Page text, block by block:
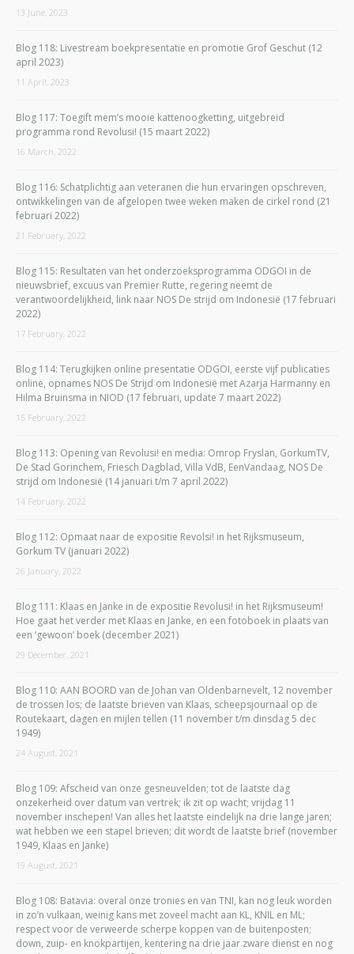
13 June, 2023
Blog 118: Livestream boekpresentatie en promotie Grof Geschut (12
april 2023)
11 April, 2023
Blog 117: Toegift mem’s mooie kattenoogketting, uitgebreid
programma rond Revolusi! (15 maart 2022)
16 March, 2022
Blog 116: Schatplichtig aan veteranen die hun ervaringen opschreven,
ontwikkelingen van de afgelopen twee weken maken de cirkel rond (21
februari 2022)
21 February, 2022
Blog 115: Resultaten van het onderzoeksprogramma ODGOI in de
nieuwsbrief, excuus van Premier Rutte, regering neemt de
verantwoordelijkheid, link naar NOS De strijd om Indonesië (17 februari
2022)
17 February, 2022
Blog 114: Terugkijken online presentatie ODGOI, eerste vijf publicaties
online, opnames NOS De Strijd om Indonesië met Azarja Harmanny en
Hilma Bruinsma in NIOD (17 februari, update 7 maart 2022)
15 February, 2022
Blog 113: Opening van Revolusi! en media: Omrop Fryslan, GorkumTV,
De Stad Gorinchem, Friesch Dagblad, Villa VdB, EenVandaag, NOS De
strijd om Indonesië (14 januari t/m 7 april 2022)
14 February, 2022
Blog 112: Opmaat naar de expositie Revolsi! in het Rijksmuseum,
Gorkum TV (januari 2022)
26 January, 2022
Blog 111: Klaas en Janke in de expositie Revolusi! in het Rijksmuseum!
Hoe gaat het verder met Klaas en Janke, en een fotoboek in plaats van
een ‘gewoon’ boek (december 2021)
29 December, 2021
Blog 110: AAN BOORD van de Johan van Oldenbarnevelt, 12 november
de trossen los; de laatste brieven van Klaas, scheepsjournaal op de
Routekaart, dagen en mijlen tellen (11 november t/m dinsdag 5 dec
1949)
24 August, 2021
Blog 109: Afscheid van onze gesneuvelden; tot de laatste dag
onzekerheid over datum van vertrek; ik zit op wacht; vrijdag 11
november inschepen! Van alles het laatste eindelijk na drie lange jaren;
wat hebben we een stapel brieven; dit wordt de laatste brief (november
1949, Klaas en Janke)
19 August, 2021
Blog 108: Batavia: overal onze tronies en van TNI, kan nog leuk worden
in zo’n vulkaan, weinig kans met zoveel macht aan KL, KNIL en ML;
respect voor de verweerde scherpe koppen van de buitenposten;
down, zuip- en knokpartijen, kentering na drie jaar zware dienst en nog